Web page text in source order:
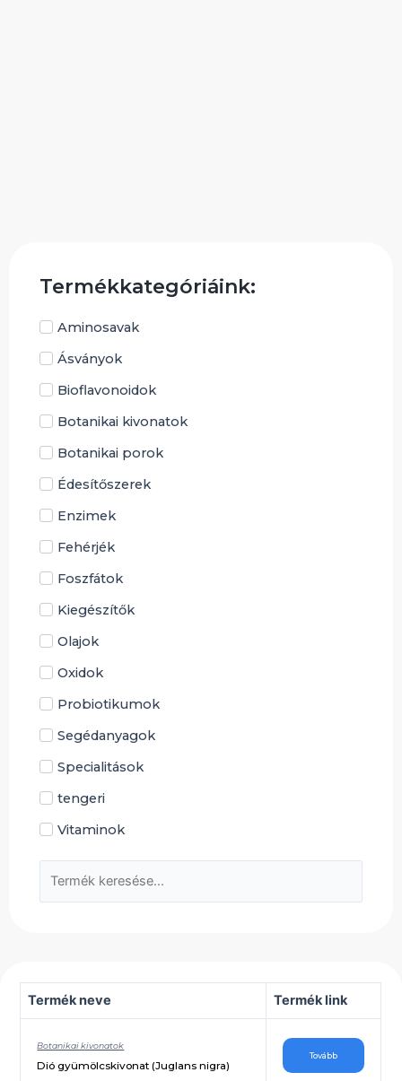
Termékkategóriáink:
Aminosavak
Ásványok
Bioflavonoidok
Botanikai kivonatok
Botanikai porok
Édesítőszerek
Enzimek
Fehérjék
Foszfátok
Kiegészítők
Olajok
Oxidok
Probiotikumok
Segédanyagok
Specialitások
tengeri
Vitaminok
Termék neve Termék link
Botanikai kivonatok
Dió gyümölcskivonat (Juglans nigra)
Tovább